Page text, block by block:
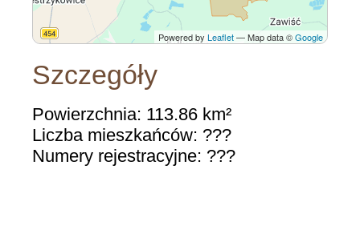
Powered by Leaflet— Map data ©Google
Szczegóły
Powierzchnia: 113.86 km²
Liczba mieszkańców: ???
Numery rejestracyjne: ???